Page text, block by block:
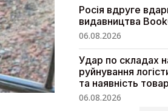
Росія вдруге
видавництва
06.08.2026
Удар по складах
руйнування
та наявність
06.08.2026